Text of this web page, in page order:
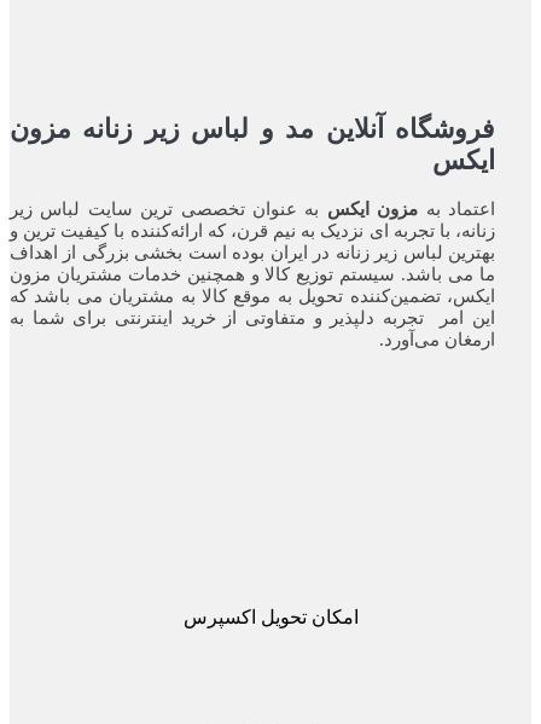
آنلاین مد و لباس زیر زنانه مزون
مزون ایکس به عنوان تخصصی ترین سایت لباس زیر
با تجربه ای نزدیک به نیم قرن، که ارائه‌کننده با کیفیت ترین و
لباس زیر زنانه در ایران بوده ‌است بخشی بزرگی از اهداف
باشد. سیستم توزیع کالا و همچنین خدمات مشتریان مزون
تضمین‌کننده‌ تحویل به موقع کالا به مشتریان می باشد که
امر تجربه‌ دلپذیر و متفاوتی از خرید اینترنتی برای شما به
می‌آورد.
امکان تحویل اکسپرس